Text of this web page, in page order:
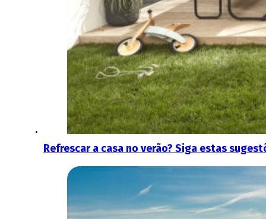
Refrescar a casa no verão? Siga estas